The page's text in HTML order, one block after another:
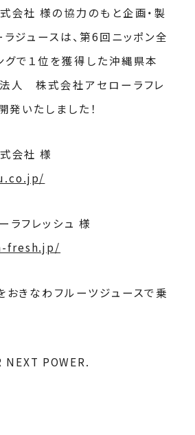
会社 様の協力のもと企画・製
ジュースは、第6回ニッポン全
グで１位を獲得した沖縄県本
人 株式会社アセローラフレ
発いたしました！
会社 様
ラフレッシュ 様
fresh.jp/
おきなわフルーツジュースで乗
NEXT POWER.